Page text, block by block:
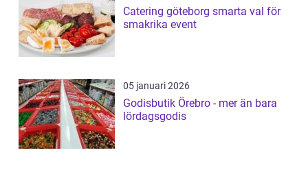
Catering göteborg smarta val för
smakrika event
05 januari 2026
Godisbutik Örebro - mer än bara
lördagsgodis